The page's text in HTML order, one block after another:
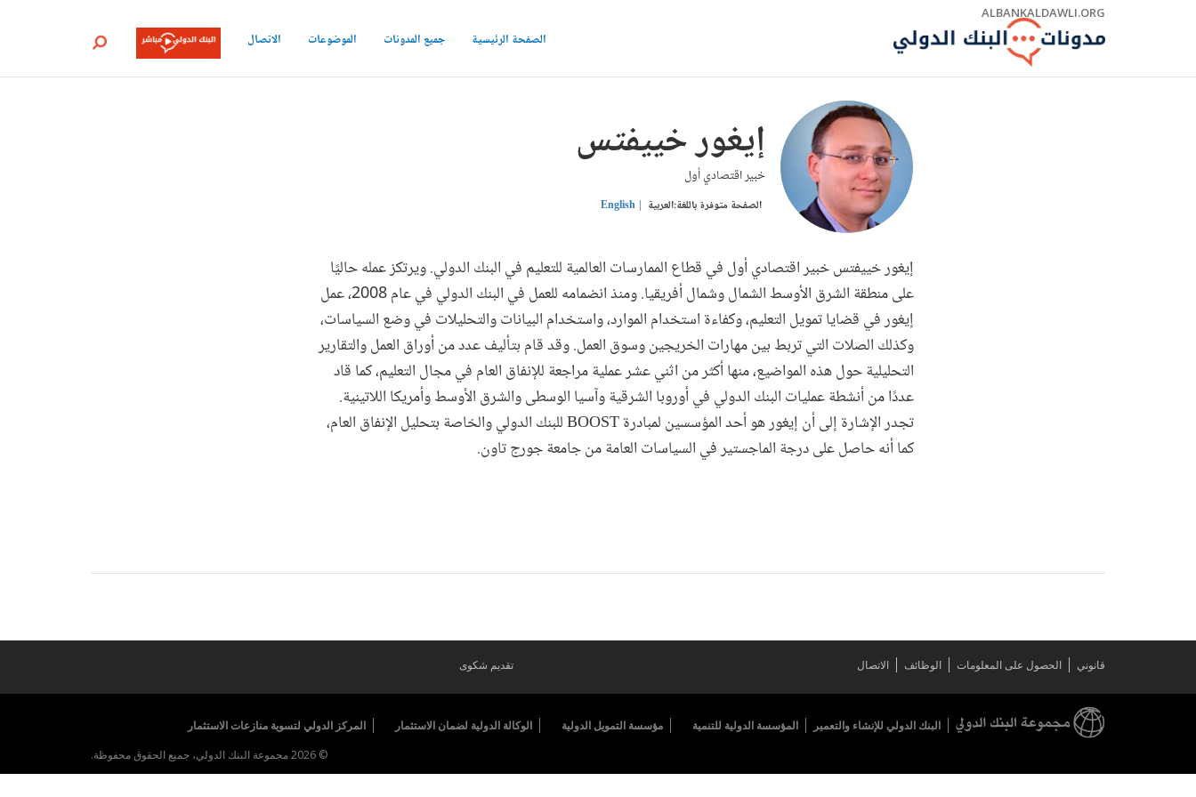
ALBANKALDAWLI.ORG
الصفحة الرئيسية جميع المدونات الموضوعات الاتصال بحث
إيغور خييفتس
خبير اقتصادي أول
الصفحة متوفرة باللغة:العربية English
إيغور خييفتس خبير اقتصادي أول في قطاع الممارسات العالمية للتعليم في البنك الدولي. ويرتكز عمله حاليًا
على منطقة الشرق الأوسط الشمال وشمال أفريقيا. ومنذ انضمامه للعمل في البنك الدولي في عام 2008، عمل
إيغور في قضايا تمويل التعليم، وكفاءة استخدام الموارد، واستخدام البيانات والتحليلات في وضع السياسات،
وكذلك الصلات التي تربط بين مهارات الخريجين وسوق العمل. وقد قام بتأليف عدد من أوراق العمل والتقارير
التحليلية حول هذه المواضيع، منها أكثر من اثني عشر عملية مراجعة للإنفاق العام في مجال التعليم، كما قاد
عددًا من أنشطة عمليات البنك الدولي في أوروبا الشرقية وآسيا الوسطى والشرق الأوسط وأمريكا اللاتينية.
تجدر الإشارة إلى أن إيغور هو أحد المؤسسين لمبادرة BOOST للبنك الدولي والخاصة بتحليل الإنفاق العام،
كما أنه حاصل على درجة الماجستير في السياسات العامة من جامعة جورج تاون.
قانوني الحصول على المعلومات الوظائف الاتصال تقديم شكوى
البنك الدولي للإنشاء والتعمير المؤسسة الدولية للتنمية مؤسسة التمويل الدولية الوكالة الدولية لضمان الاستثمار
المركز الدولي لتسوية منازعات الاستثمار
© 2026 مجموعة البنك الدولي، جميع الحقوق محفوظة.